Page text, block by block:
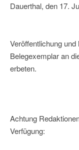
Dauerthal, den 17.
Veröffentlichung
Belegexemplar an
erbeten.
Achtung
Verfügung: